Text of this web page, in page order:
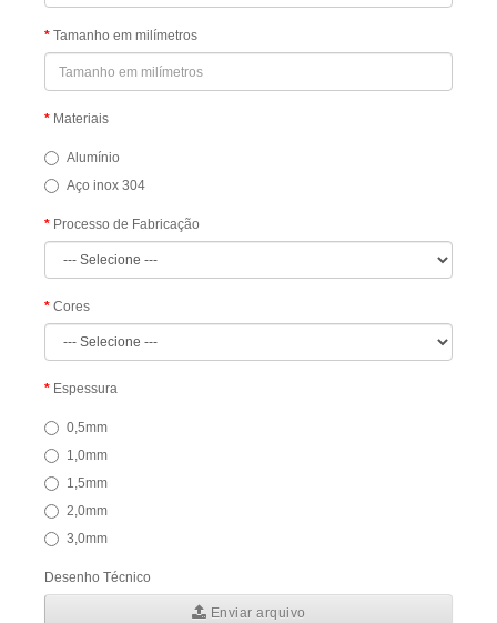
Tamanho em milímetros
Materiais
Alumínio
Aço inox 304
Processo de Fabricação
Cores
Espessura
0,5mm
1,0mm
1,5mm
2,0mm
3,0mm
Desenho Técnico
Enviar arquivo